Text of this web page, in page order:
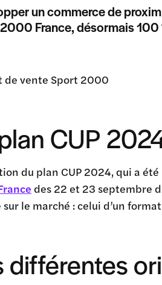
un commerce de
France, désormais 100
CUP
du plan CUP 2024, qui a
des 22 et 23 septembre
sur le marché : celui d’un
différentes